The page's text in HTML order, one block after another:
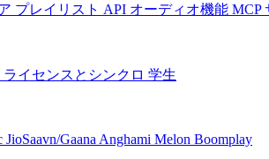
プレイリスト API オーディオ機能 MCP
ライセンスとシンクロ 学生
JioSaavn/Gaana Anghami Melon Boomplay